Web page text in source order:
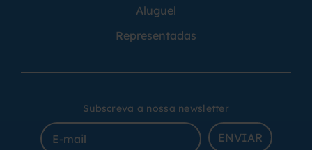
Aluguel
Representadas
Subscreva a nossa newsletter
ENVIAR